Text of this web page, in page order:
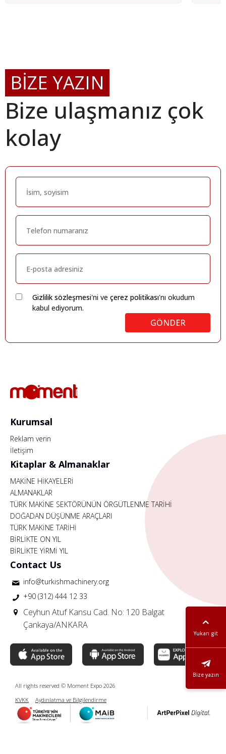
BİZE YAZIN
Bize ulaşmanız çok
kolay
Gizlilik sözleşmesi'ni ve çerez politikası'nı okudum
kabul ediyorum.
GÖNDER
Yukarı git
Bize yazın
Kurumsal
Reklam verin
İletişim
Kitaplar & Almanaklar
MAKİNE HİKAYELERİ
ALMANAKLAR
TÜRK MAKİNE SEKTÖRÜNÜN ÖRGÜTLENME TARİHİ
DOĞADAN DÜŞÜNME ARAÇLARI
TÜRK MAKİNE TARİHİ
BİRLİKTE ON YIL
BİRLİKTE YİRMİ YIL
Contact Us
info@turkishmachinery.org
+90 (312) 444 12 33
Ceyhun Atuf Kansu Cad. No: 120 Balgat
Çankaya/ANKARA
All rights reserved © Moment Expo 2026
KVKK
Aydınlatma ve Bilgilendirme